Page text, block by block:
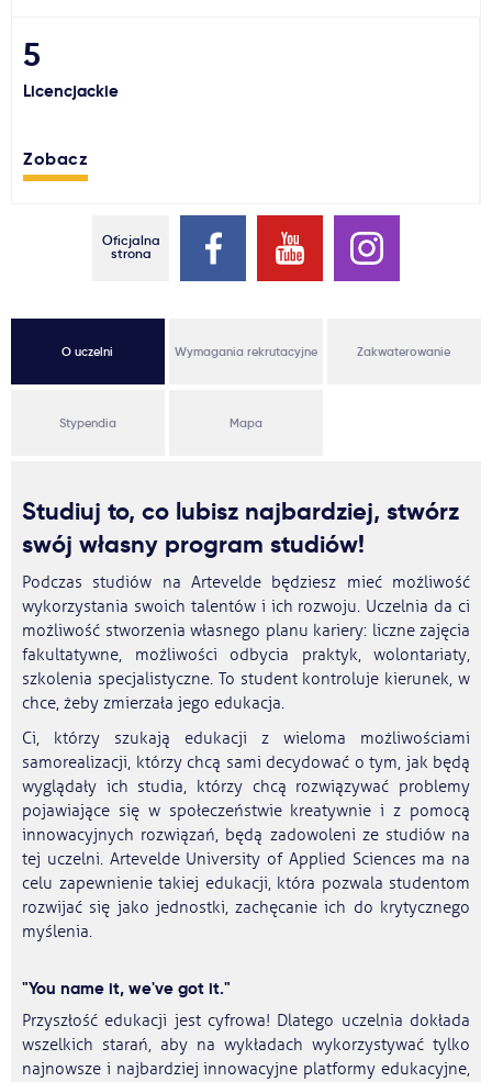
Usługi
Dlaczego Kastu?
Aktualności
5
Licencjackie
Zobacz
Oficjalna
strona
O uczelni Wymagania rekrutacyjne Zakwaterowanie
Stypendia Mapa
Studiuj to, co lubisz najbardziej, stwórz
swój własny program studiów!
Podczas studiów na Artevelde będziesz mieć możliwość
wykorzystania swoich talentów i ich rozwoju. Uczelnia da ci
możliwość stworzenia własnego planu kariery: liczne zajęcia
fakultatywne, możliwości odbycia praktyk, wolontariaty,
szkolenia specjalistyczne. To student kontroluje kierunek, w
chce, żeby zmierzała jego edukacja.
Ci, którzy szukają edukacji z wieloma możliwościami
samorealizacji, którzy chcą sami decydować o tym, jak będą
wyglądały ich studia, którzy chcą rozwiązywać problemy
pojawiające się w społeczeństwie kreatywnie i z pomocą
innowacyjnych rozwiązań, będą zadowoleni ze studiów na
tej uczelni. Artevelde University of Applied Sciences ma na
celu zapewnienie takiej edukacji, która pozwala studentom
rozwijać się jako jednostki, zachęcanie ich do krytycznego
myślenia.
"You name it, we've got it."
Przyszłość edukacji jest cyfrowa! Dlatego uczelnia dokłada
wszelkich starań, aby na wykładach wykorzystywać tylko
najnowsze i najbardziej innowacyjne platformy edukacyjne,